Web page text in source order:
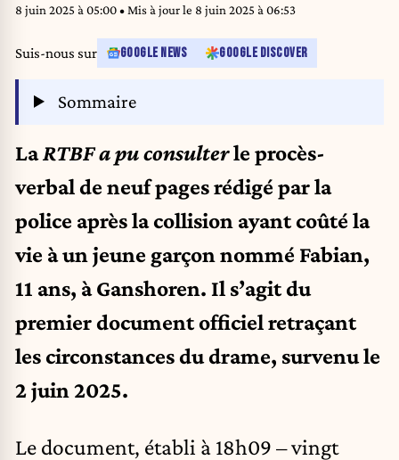
8 juin 2025 à 05:00• Mis à jour le 8 juin 2025 à 06:53
Suis-nous sur GOOGLE NEWS GOOGLE DISCOVER
Sommaire
LaRTBF a pu consulterle procès-
verbal de neuf pages rédigé par la
police après la collision ayant coûté la
vie à un jeune garçon nommé Fabian,
11 ans, à Ganshoren. Il s’agit du
premier document officiel retraçant
les circonstances du drame, survenu le
2 juin 2025.
Le document, établi à 18h09 – vingt